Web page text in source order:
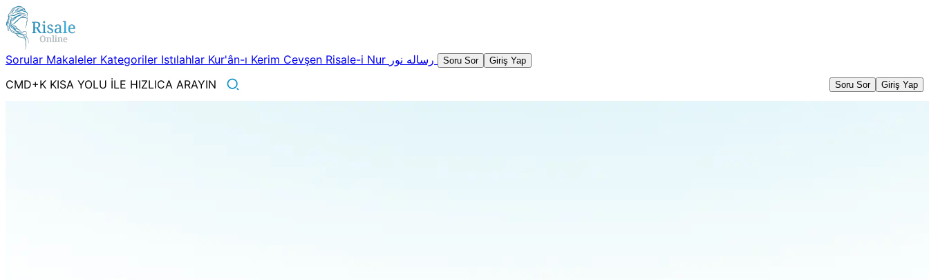
Sorular Makaleler Kategoriler Istılahlar Kur'ân-ı Kerim Cevşen Risale-i Nur Soru Sor Giriş Yap
CMD+K KISA YOLU İLE HIZLICA ARAYIN Soru Sor Giriş Yap